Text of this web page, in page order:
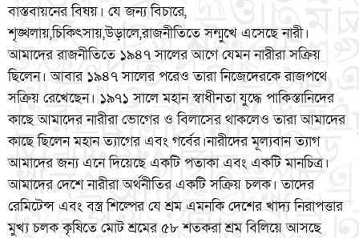
বাস্তবায়নের বিষয়। যে জন্য বিচারে,
শৃঙ্খলায়,চিকিৎসায়,উড়ালে,রাজনীতিতে সন্মুখে এসেছে নারী।
আমাদের রাজনীতিতে ১৯৪৭ সালের আগে যেমন নারীরা সক্রিয়
ছিলেন। আবার ১৯৪৭ সালের পরেও তারা নিজেদেরকে রাজপথে
সক্রিয় রেখেছেন। ১৯৭১ সালে মহান স্বাধীনতা যুদ্ধে পাকিস্তানিদের
কাছে আমাদের নারীরা ভোগের ও বিলাসের থাকলেও তারা আমাদের
কাছে ছিলেন মহান ত্যাগের এবং গর্বের।নারীদের মূল্যবান ত্যাগ
আমাদের জন্য এনে দিয়েছে একটি পতাকা এবং একটি মানচিত্র।
আমাদের দেশে নারীরা অর্থনীতির একটি সক্রিয় চলক। তাদের
রেমিটেন্স এবং বস্ত্র শিল্পের যে শ্রম এমনকি দেশের খাদ্য নিরাপত্তার
মুখ্য চলক কৃষিতে মোট শ্রমের ৫৮ শতকরা শ্রম বিলিয়ে আসছে